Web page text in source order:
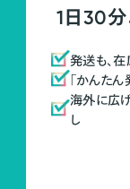
1日30
発送も、在
「かんた
海外に広
し